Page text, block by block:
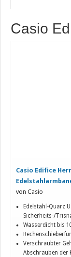
Casio
Casio Edifice
von Casio
Edelstahl-Quarz
Sicherheits-/
Wasserdicht bis
Verschraubter
Abschrauben der